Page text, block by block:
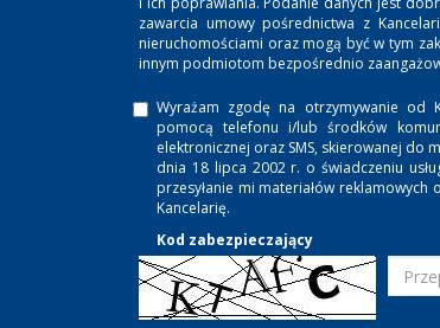
zawarcia umowy pośrednictwa z
nieruchomościami oraz mogą być w tym
innym podmiotom bezpośrednio
Wyrażam zgodę na otrzymywanie od
pomocą telefonu i/lub środków
elektronicznej oraz SMS, skierowanej do
dnia 18 lipca 2002 r. o świadczeniu
przesyłanie mi materiałów
Kancelarię.
Kod zabezpieczający